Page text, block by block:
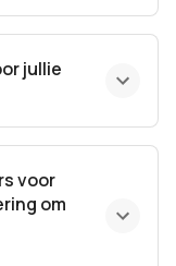
jullie
voor
om